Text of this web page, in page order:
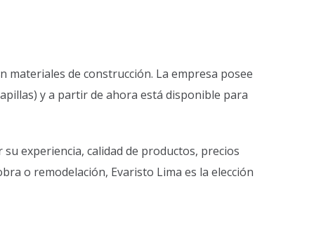
materiales de construcción. La empresa posee
y a partir de ahora está disponible para
experiencia, calidad de productos, precios
o remodelación, Evaristo Lima es la elección